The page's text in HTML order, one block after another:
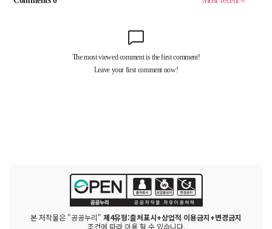
본 저작물은 "공공누리" 제4유형:출처표시+상업적 이용금지+변경금지
조건에 따라 이용 할 수 있습니다.